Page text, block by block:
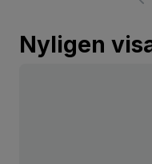
Nyligen